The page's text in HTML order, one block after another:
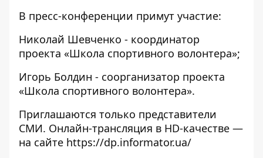
В пресс-конференции примут участие:
Николай Шевченко - координатор
проекта «Школа спортивного волонтера»;
Игорь Болдин - соорганизатор проекта
«Школа спортивного волонтера».
Приглашаются только представители
СМИ. Онлайн-трансляция в HD-качестве —
на сайте https://dp.informator.ua/